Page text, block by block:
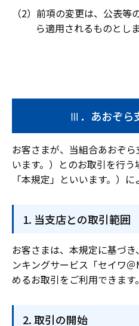
前項の変更は、公表等
ら適用されるものとしま
Ⅲ．あおぞら
お客さまが、当組合あおぞ
います。）とのお取引を行
「本規定」といいます。）に
当支店との取引範囲
お客さまは、本規定に基づ
ンキングサービス「セイワ
めるお取引をご利用できます。
取引の開始